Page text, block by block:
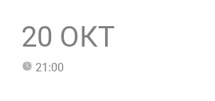
20 ОКТ
21:00